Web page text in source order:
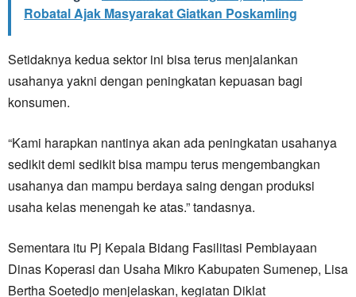
Robatal Ajak Masyarakat Giatkan Poskamling
Setidaknya kedua sektor ini bisa terus menjalankan
usahanya yakni dengan peningkatan kepuasan bagi
konsumen.
“Kami harapkan nantinya akan ada peningkatan usahanya
sedikit demi sedikit bisa mampu terus mengembangkan
usahanya dan mampu berdaya saing dengan produksi
usaha kelas menengah ke atas.” tandasnya.
Sementara itu Pj Kepala Bidang Fasilitasi Pembiayaan
Dinas Koperasi dan Usaha Mikro Kabupaten Sumenep, Lisa
Bertha Soetedjo menjelaskan, kegiatan Diklat